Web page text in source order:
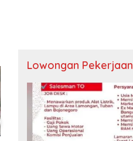
Lowongan Pekerjaan